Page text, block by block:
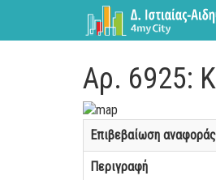
Αρ. 6925:
Επιβεβαίωση αναφοράς
Περιγραφή